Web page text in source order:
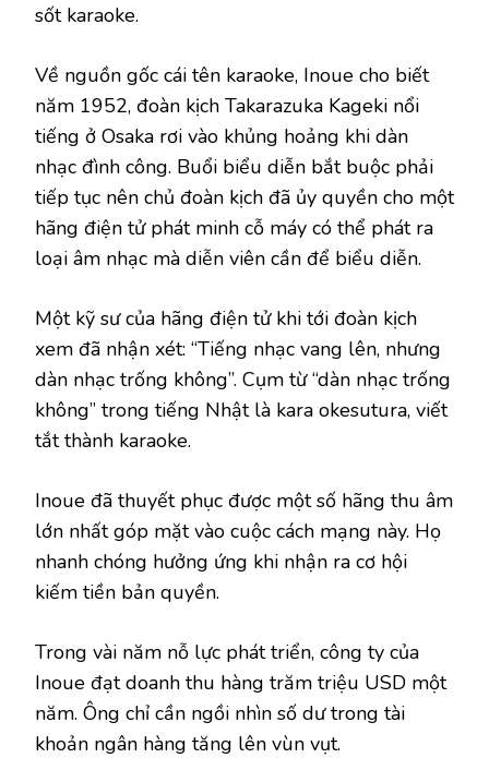
sốt karaoke.
Về nguồn gốc cái tên karaoke, Inoue cho biết
năm 1952, đoàn kịch Takarazuka Kageki nổi
tiếng ở Osaka rơi vào khủng hoảng khi dàn
nhạc đình công. Buổi biểu diễn bắt buộc phải
tiếp tục nên chủ đoàn kịch đã ủy quyền cho một
hãng điện tử phát minh cỗ máy có thể phát ra
loại âm nhạc mà diễn viên cần để biểu diễn.
Một kỹ sư của hãng điện tử khi tới đoàn kịch
xem đã nhận xét: “Tiếng nhạc vang lên, nhưng
dàn nhạc trống không”. Cụm từ “dàn nhạc trống
không” trong tiếng Nhật là kara okesutura, viết
tắt thành karaoke.
Inoue đã thuyết phục được một số hãng thu âm
lớn nhất góp mặt vào cuộc cách mạng này. Họ
nhanh chóng hưởng ứng khi nhận ra cơ hội
kiếm tiền bản quyền.
Trong vài năm nỗ lực phát triển, công ty của
Inoue đạt doanh thu hàng trăm triệu USD một
năm. Ông chỉ cần ngồi nhìn số dư trong tài
khoản ngân hàng tăng lên vùn vụt.